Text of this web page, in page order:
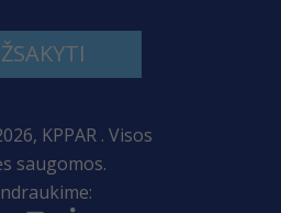
KPPAR . Visos
saugomos.